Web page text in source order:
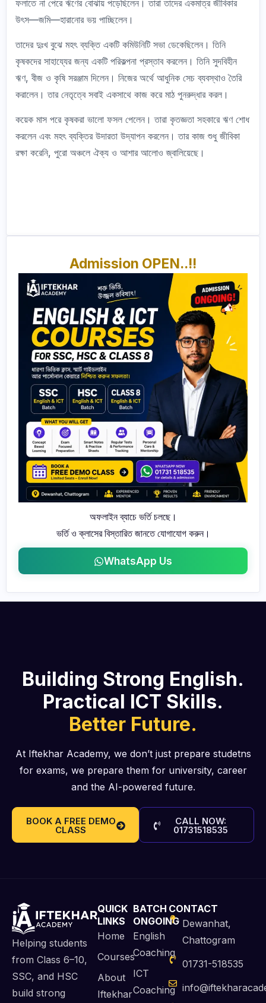
ফলাতে না পেরে ঋণের বোঝায় পড়েছিলেন। তারা তাদের একমাত্র জীবিকার
উৎস—জমি—হারানোর ভয় পাচ্ছিলেন।
তাদের দুঃখ বুঝে মহৎ ব্যক্তি একটি কমিউনিটি সভা ডেকেছিলেন। তিনি
কৃষকদের সাহায্যের জন্য একটি পরিকল্পনা প্রস্তাব করলেন। তিনি সুদবিহীন
ঋণ, বীজ ও কৃষি সরঞ্জাম দিলেন। নিজের অর্থে আধুনিক সেচ ব্যবস্থাও তৈরি
করালেন। তার নেতৃত্বে সবাই একসাথে কাজ করে মাঠ পুনরুদ্ধার করল।
কয়েক মাস পরে কৃষকরা ভালো ফসল পেলেন। তারা কৃতজ্ঞতা সহকারে ঋণ শোধ
করলেন এবং মহৎ ব্যক্তির উদারতা উদ্‌যাপন করলেন। তার কাজ শুধু জীবিকা
রক্ষা করেনি, পুরো অঞ্চলে ঐক্য ও আশার আলোও জ্বালিয়েছে।
Admission OPEN..!!
অফলাইন ব্যাচে ভর্তি চলছে।
ভর্তি ও ক্লাসের বিস্তারিত জানতে যোগাযোগ করুন।
WhatsApp Us
Building Strong English.
Practical ICT Skills.
Better Future.
At Iftekhar Academy, we don’t just prepare studetns
for exams, we prepare them for university, career
and the AI-powered future.
BOOK A FREE DEMO
CLASS
CALL NOW:
01731518535
Helping students
from Class 6–10,
SSC, and HSC
build strong
QUICK
LINKS
Home
Courses
About
Iftekhar
BATCH
ONGOING
English
Coaching
ICT
Coaching
CONTACT
Dewanhat,
Chattogram
01731-518535